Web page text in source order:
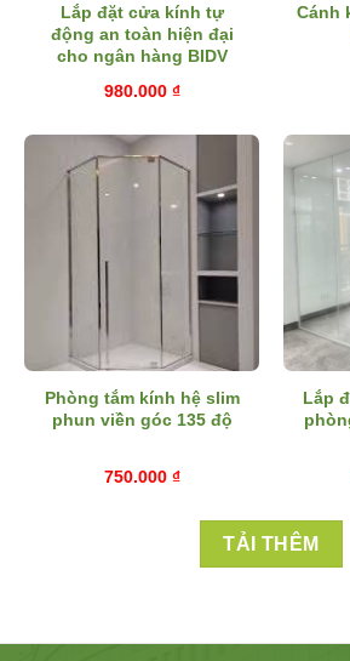
Lắp đặt cửa kính tự
động an toàn hiện đại
cho ngân hàng BIDV
980.000 ₫
Cánh
Phòng tắm kính hệ slim
phun viền góc 135 độ
750.000 ₫
Lắp
TẢI THÊM